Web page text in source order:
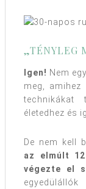
„TÉNYLEG
Igen! Nem
meg,
életedhez és
De nem kell
az elmúlt
végezte el